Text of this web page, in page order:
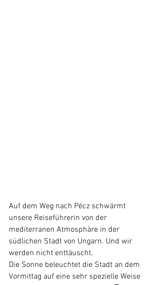
Auf dem Weg nach Pécz schwärmt
unsere Reiseführerin von der
mediterranen Atmosphäre in der
südlichen Stadt von Ungarn. Und wir
werden nicht enttäuscht.
Die Sonne beleuchtet die Stadt an dem
Vormittag auf eine sehr spezielle Weise